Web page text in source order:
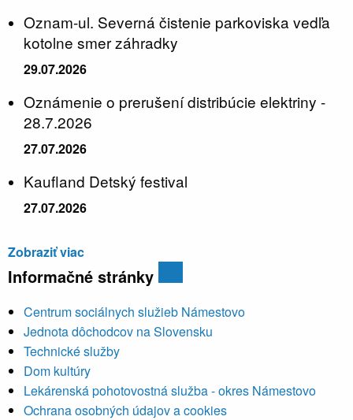
Oznam-ul. Severná čistenie parkoviska vedľa
kotolne smer záhradky
29.07.2026
Oznámenie o prerušení distribúcie elektriny -
28.7.2026
27.07.2026
Kaufland Detský festival
27.07.2026
Zobraziť viac
Informačné stránky
Centrum sociálnych služieb Námestovo
Jednota dôchodcov na Slovensku
Technické služby
Dom kultúry
Lekárenská pohotovostná služba - okres Námestovo
Ochrana osobných údajov a cookies